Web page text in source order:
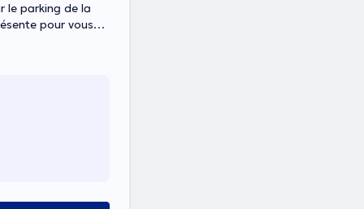
le parking de la
pour vous